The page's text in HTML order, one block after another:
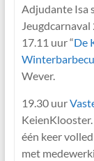
Adjudante Isa
Jeugdcarnaval
17.11 uur “De
Wever.
19.30 uur
één keer
met